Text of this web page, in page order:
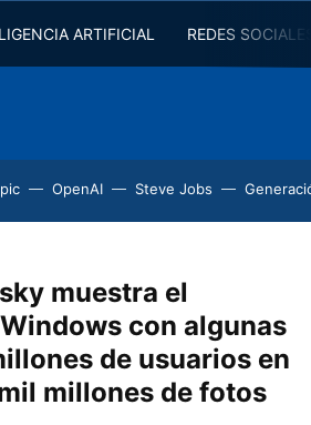
ARTIFICIAL REDES
OpenAI Steve Jobs
muestra el
con algunas
de usuarios en
millones de fotos